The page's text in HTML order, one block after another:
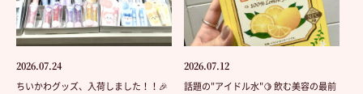
2026.07.24
ちいかわグッズ、入荷しました！！🎉
2026.07.12
話題の"アイドル水"🍋 飲む美容の最前